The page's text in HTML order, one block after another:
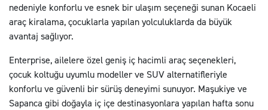
nedeniyle konforlu ve esnek bir ulaşım seçeneği sunan Kocaeli
araç kiralama, çocuklarla yapılan yolculuklarda da büyük
avantaj sağlıyor.
Enterprise, ailelere özel geniş iç hacimli araç seçenekleri,
çocuk koltuğu uyumlu modeller ve SUV alternatifleriyle
konforlu ve güvenli bir sürüş deneyimi sunuyor. Maşukiye ve
Sapanca gibi doğayla iç içe destinasyonlara yapılan hafta sonu